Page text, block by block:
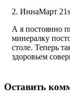
ИннаМарт
А я постоянно
минералку
столе. Теперь
здоровьем
Оставить